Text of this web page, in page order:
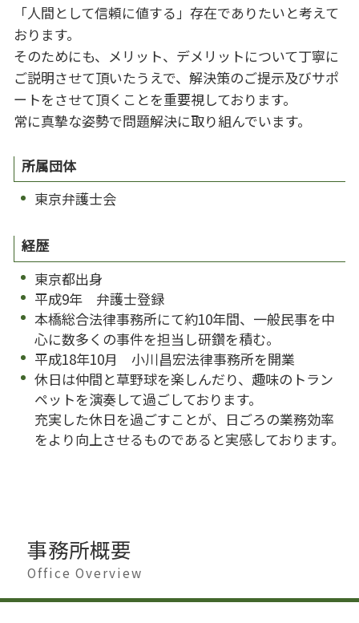
「人間として信頼に値する」存在でありたいと考えて
おります。
そのためにも、メリット、デメリットについて丁寧に
ご説明させて頂いたうえで、解決策のご提示及びサポ
ートをさせて頂くことを重要視しております。
常に真摯な姿勢で問題解決に取り組んでいます。
所属団体
東京弁護士会
経歴
東京都出身
平成9年 弁護士登録
本橋総合法律事務所にて約10年間、一般民事を中
心に数多くの事件を担当し研鑽を積む。
平成18年10月 小川昌宏法律事務所を開業
休日は仲間と草野球を楽しんだり、趣味のトラン
ペットを演奏して過ごしております。
充実した休日を過ごすことが、日ごろの業務効率
をより向上させるものであると実感しております。
事務所概要
Office Overview